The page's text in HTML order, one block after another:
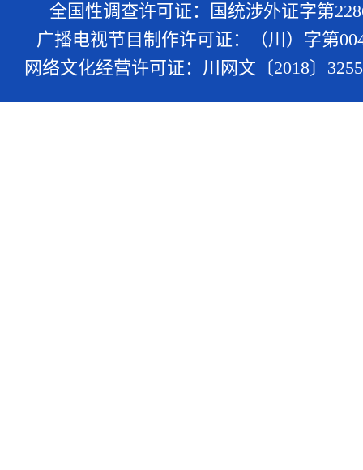
全国性调查许可证：国统涉外证字第
广播电视节目制作许可证：（川）字第
网络文化经营许可证：川网文〔2018〕